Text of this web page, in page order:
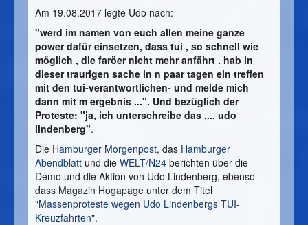
Am 19.08.2017 legte Udo nach:
"werd im namen von euch allen meine ganze
power dafür einsetzen, dass tui , so schnell wie
möglich , die faröer nicht mehr anfährt . hab in
dieser traurigen sache in n paar tagen ein treffen
mit den tui-verantwortlichen- und melde mich
dann mit m ergebnis ...". Und bezüglich der
Proteste: "ja, ich unterschreibe das .... udo
lindenberg".
Die Hamburger Morgenpost, das Hamburger
Abendblatt und die WELT/N24 berichten über die
Demo und die Aktion von Udo Lindenberg, ebenso
dass Magazin Hogapage unter dem Titel
"Massenproteste wegen Udo Lindenbergs TUI-
Kreuzfahrten".